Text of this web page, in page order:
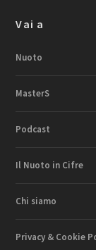
Vai a
Nuoto
MasterS
Podcast
Il Nuoto in Cifre
Chi siamo
Privacy & Cookie